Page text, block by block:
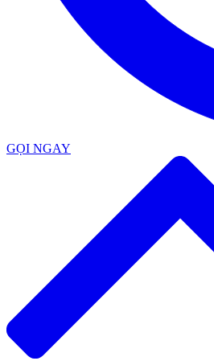
GỌI NGAY